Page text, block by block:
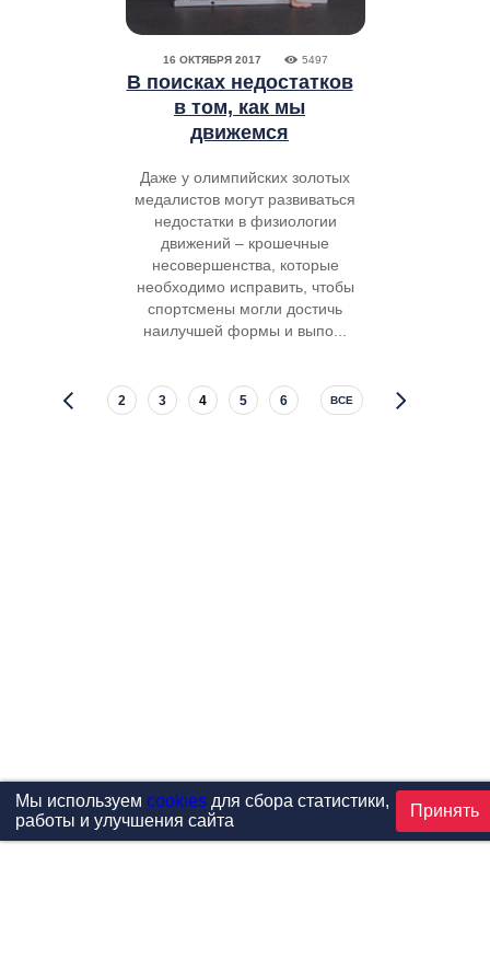
16 ОКТЯБРЯ 2017 5497
В поисках недостатков
в том, как мы
движемся
Даже у олимпийских золотых
медалистов могут развиваться
недостатки в физиологии
движений – крошечные
несовершенства, которые
необходимо исправить, чтобы
спортсмены могли достичь
наилучшей формы и выпо...
2 3 4 5 6 ВСЕ
Мы используем cookiesдля сбора статистики,
работы и улучшения сайта
Принять